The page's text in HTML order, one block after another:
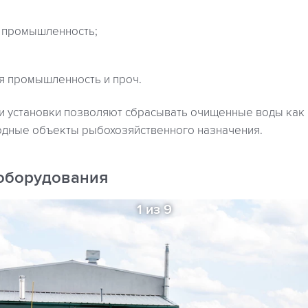
промышленность и проч.
позволяют сбрасывать очищенные воды как
объекты рыбохозяйственного назначения.
1 из 9